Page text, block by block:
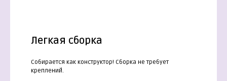
Легкая сборка
Собирается как конструктор! Сборка не требует
креплений.